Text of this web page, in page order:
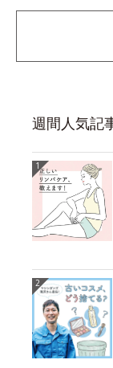
週間人気記